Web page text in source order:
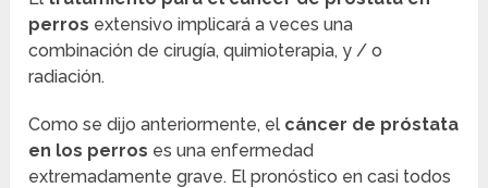
perros extensivo implicará a veces una
combinación de cirugía, quimioterapia, y / o
radiación.
Como se dijo anteriormente, el cáncer de próstata
en los perros es una enfermedad
extremadamente grave. El pronóstico en casi todos